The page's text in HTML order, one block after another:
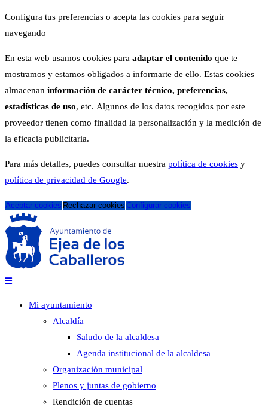
Configura tus preferencias o acepta las cookies para seguir
navegando
En esta web usamos cookies para adaptar el contenido que te
mostramos y estamos obligados a informarte de ello. Estas cookies
almacenan información de carácter técnico, preferencias,
estadísticas de uso, etc. Algunos de los datos recogidos por este
proveedor tienen como finalidad la personalización y la medición de
la eficacia publicitaria.
Para más detalles, puedes consultar nuestra política de cookies y
política de privacidad de Google.
Aceptar cookies Rechazar cookies Configurar cookies
Mi ayuntamiento
Alcaldía
Saludo de la alcaldesa
Agenda institucional de la alcaldesa
Organización municipal
Plenos y juntas de gobierno
Rendición de cuentas